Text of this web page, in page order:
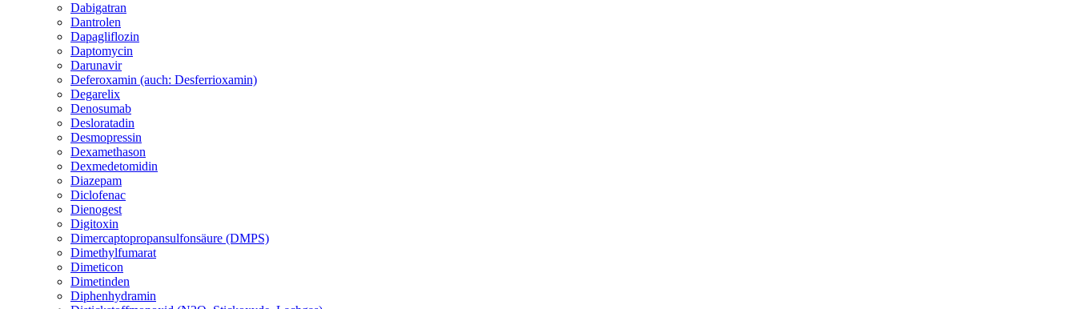
Dabigatran
Dantrolen
Dapagliflozin
Daptomycin
Darunavir
Deferoxamin (auch: Desferrioxamin)
Degarelix
Denosumab
Desloratadin
Desmopressin
Dexamethason
Dexmedetomidin
Diazepam
Diclofenac
Dienogest
Digitoxin
Dimercaptopropansulfonsäure (DMPS)
Dimethylfumarat
Dimeticon
Dimetinden
Diphenhydramin